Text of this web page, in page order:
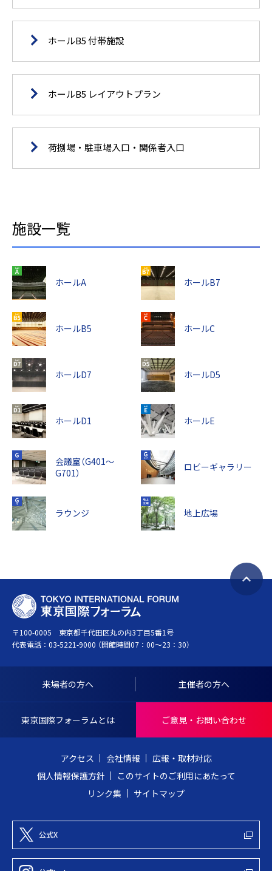
ホールB5 付帯施設
ホールB5 レイアウトプラン
荷捌場・駐車場入口・関係者入口
施設一覧
ホールA ホールB7
ホールB5 ホールC
ホールD7 ホールD5
ホールD1 ホールE
会議室（G401～
G701）
ロビーギャラリー
ラウンジ 地上広場
ペ
プ
戻
る
T
O
K
Y
O
N
N
A
〒100-0005 東京都千代田区丸の内3丁目5番1号
代表電話： 03-5221-9000 （開館時間07：00～23：30）
来場者の方へ 主催者の方へ
東京国際フォーラムとは ご意見・お問い合わせ
アクセス 会社情報
広報・取材対応
個人情報保護方針
このサイトのご利用にあたって
リンク集
サイトマップ
公式X